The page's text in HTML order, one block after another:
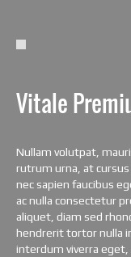
Vitale
Nullam volutpat,
rutrum urna, at cursus
nec sapien faucibus
ac nulla consectetur
aliquet, diam sed
hendrerit tortor nulla
interdum viverra eget,